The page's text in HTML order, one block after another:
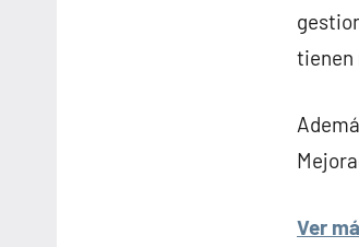
tienen
Ver